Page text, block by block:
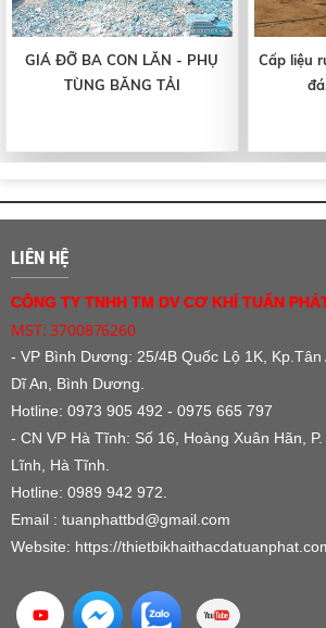
GIÁ ĐỠ BA CON LĂN - PHỤ
TÙNG BĂNG TẢI
Cấp liệu
LIÊN HỆ
CÔNG TY TNHH TM DV CƠ KHÍ TUẤN
MST: 3700876260
- VP Bình Dương: 25/4B Quốc Lộ 1K, Kp.Tân
Dĩ An, Bình Dương.
Hotline: 0973 905 492 - 0975 665 797
- CN VP Hà Tĩnh: Số 16, Hoàng Xuân Hãn,
Lĩnh, Hà Tĩnh.
Hotline: 0989 942 972.
Email : tuanphattbd@gmail.com
Website: https://